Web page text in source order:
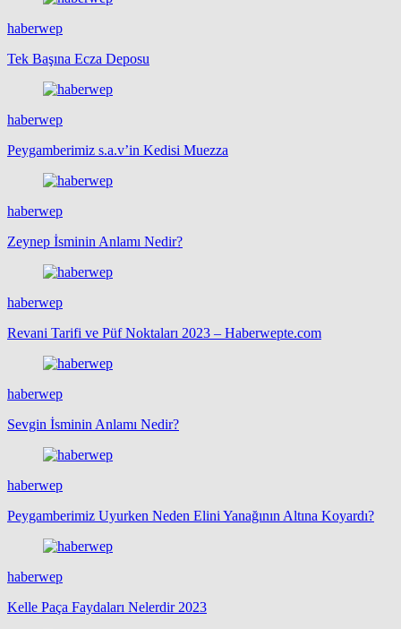
haberwep
Tek Başına Ecza Deposu
haberwep
Peygamberimiz s.a.v’in Kedisi Muezza
haberwep
Zeynep İsminin Anlamı Nedir?
haberwep
Revani Tarifi ve Püf Noktaları 2023 – Haberwepte.com
haberwep
Sevgin İsminin Anlamı Nedir?
haberwep
Peygamberimiz Uyurken Neden Elini Yanağının Altına Koyardı?
haberwep
Kelle Paça Faydaları Nelerdir 2023